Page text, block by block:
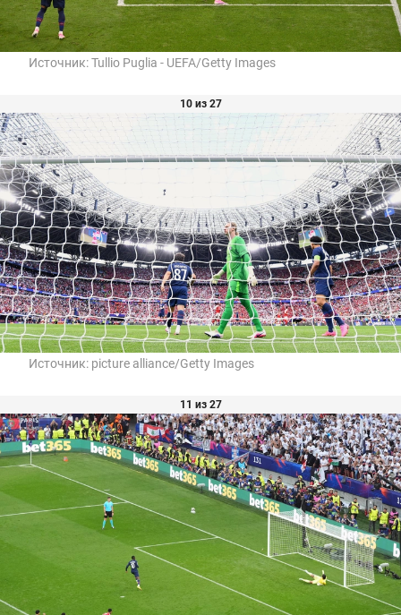
Источник:Tullio Puglia - UEFA/Getty Images
10 из 27
Источник: picture alliance/Getty Images
11 из 27